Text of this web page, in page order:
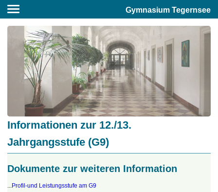
Informationen zur 12./13.
Jahrgangsstufe (G9)
Dokumente zur weiteren Information
Profil-und Leistungsstufe am G9
Gymnasium Tegernsee